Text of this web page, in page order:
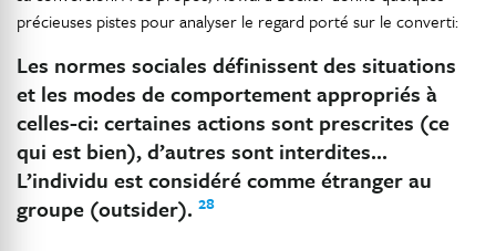
précieuses pistes pour analyser le regard porté sur le converti:
Les normes sociales définissent des situations
et les modes de comportement appropriés à
celles-ci: certaines actions sont prescrites (ce
qui est bien), d’autres sont interdites…
L’individu est considéré comme étranger au
groupe (outsider). 28